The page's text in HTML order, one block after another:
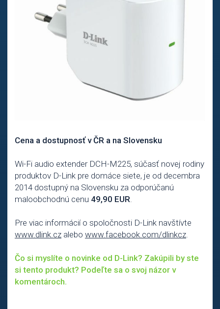
Cena a dostupnosť v ČR a na Slovensku
Wi-Fi audio extender DCH-M225, súčasť novej rodiny
produktov D-Link pre domáce siete, je od decembra
2014 dostupný na Slovensku za odporúčanú
maloobchodnú cenu 49,90 EUR.
Pre viac informácií o spoločnosti D-Link navštívte
www.dlink.cz alebo www.facebook.com/dlinkcz.
Čo si myslíte o novinke od D-Link? Zakúpili by ste
si tento produkt? Podeľte sa o svoj názor v
komentároch.